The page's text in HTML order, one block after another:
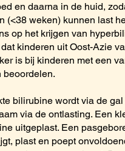
en daarna in de huid,
(<38 weken) kunnen last
op het krijgen van
kinderen uit Oost-Azie
is bij kinderen met een
beoordelen.
bilirubine wordt via de
via de ontlasting. Een
uitgeplast. Een
plast en poept